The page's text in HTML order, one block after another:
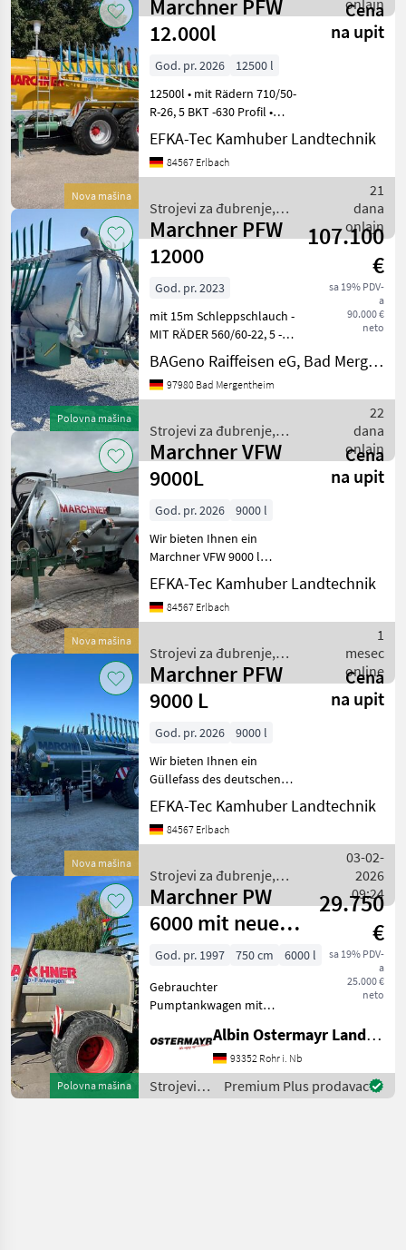
gnojenje i navodnjavanje /
Marchner
onlajn
Nova mašina
Marchner PFW
12.000l
Cena
na upit
God. pr. 2026
12500 l
12500l • mit Rädern 710/50-
R-26, 5 BKT -630 Profil •
Lenkachse BPW 410x120 •
Marchner –
Exenterschneckenpumpe
Gelenkwelle mit eins.
Weitw. und
EFKA-Tec Kamhuber Landtechnik
84567 Erlbach
Strojevi za đubrenje,
gnojenje i navodnjavanje /
Marchner
21
dana
onlajn
Polovna mašina
Marchner PFW
12000
107.100
€
sa 19% PDV-
a
90.000 €
neto
God. pr. 2023
mit 15m Schleppschlauch -
MIT RÄDER 560/60-22, 5 -
MIT ZWEIKREIS-
DRUCKLUFTBREMSE UND
ALB-REGLER - MIT
6" - MIT
1XSCHNELLKUPPLER 6" -
EINFÜLL
BAGeno Raiffeisen eG, Bad Mergentheim
97980 Bad Mergentheim
Strojevi za đubrenje,
gnojenje i navodnjavanje /
Marchner
22
dana
onlajn
Nova mašina
Marchner VFW
9000L
Cena
na upit
God. pr. 2026
9000 l
Wir bieten Ihnen ein
Marchner VFW 9000 l
Vakuumfass mit Battioni-
Pagani-Kompressor an. Das
Fass verfügt über eine
Bomech- und Vogelsang-
Ver
EFKA-Tec Kamhuber Landtechnik
84567 Erlbach
Strojevi za đubrenje,
gnojenje i navodnjavanje /
Marchner
1
mesec
online
Nova mašina
Marchner PFW
9000 L
Cena
na upit
God. pr. 2026
9000 l
Wir bieten Ihnen ein
Güllefass des deutschen
Traditionshersteller
Marchner an. 9.000l
Stahlbehälter 4.000l
Deichselfederung Saugarm
850/5
EFKA-Tec Kamhuber Landtechnik
84567 Erlbach
Strojevi za đubrenje,
gnojenje i navodnjavanje /
Marchner
03-02-
2026
09:24
Polovna mašina
Marchner PW
6000 mit neuem
Schleppschlauch
29.750
€
sa 19% PDV-
a
25.000 €
neto
God. pr. 1997 750 cm
6000 l
Gebrauchter
Pumptankwagen mit
Schleppschlauch Gestänge
Unispread 7, 50 mtr.
Pumpni spremnik, : Pumpni
spremnik Strojevi za
Albin Ostermayr Landmaschinenhandel e.K.
93352 Rohr i. Nb
Strojevi
za
Premium Plus prodavac